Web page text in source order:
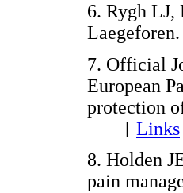
6. Rygh LJ,
7. Official
European
protection
[ Links
8. Holden
pain